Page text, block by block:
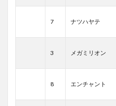
7 ナツハヤテ
3 メガミリオン
8 エンチャント